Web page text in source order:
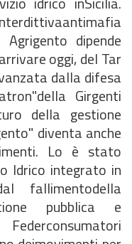
dipende
oggi, del Tar
dalla difesa
Girgenti
della gestione
diventa anche
Lo è stato
Idrico integrato in
fallimentodella
pubblica e